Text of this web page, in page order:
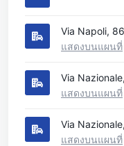
Via Napoli,
แสดงบนแผนที่
Via
แสดงบนแผนที่
Via
แสดงบนแผนที่